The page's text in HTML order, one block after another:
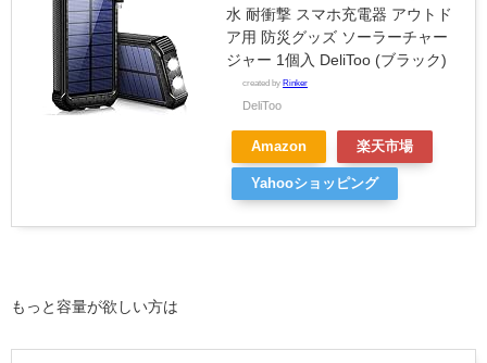
水 耐衝撃 スマホ充電器 アウトド
ア用 防災グッズ ソーラーチャー
ジャー 1個入 DeliToo (ブラック)
created by Rinker
DeliToo
Amazon 楽天市場
Yahooショッピング
もっと容量が欲しい方は